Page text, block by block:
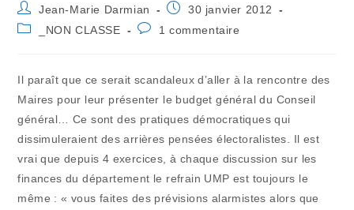
Auteur/autrice
de
la
Jean-Marie Darmian
Publication
30 janvier 2012
Post
_NON CLASSE
Commentaires
1 commentaire
Il paraît que ce serait scandaleux d’aller à la rencontre des
Maires pour leur présenter le budget général du Conseil
général… Ce sont des pratiques démocratiques qui
dissimuleraient des arrières pensées électoralistes. Il est
vrai que depuis 4 exercices, à chaque discussion sur les
finances du département le refrain UMP est toujours le
même : « vous faites des prévisions alarmistes alors que